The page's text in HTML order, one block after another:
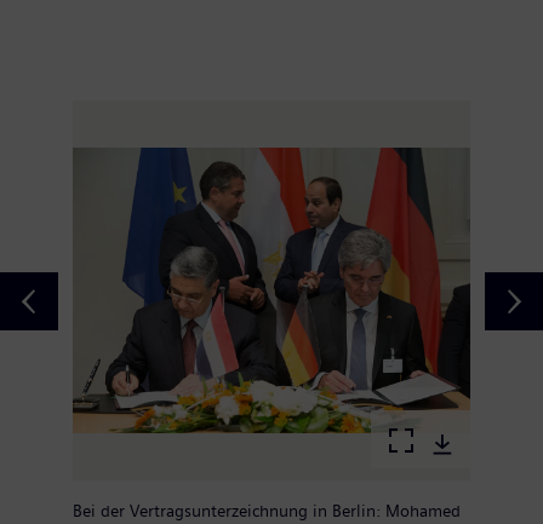
Bei der Vertragsunterzeichnung in Berlin: Mohamed